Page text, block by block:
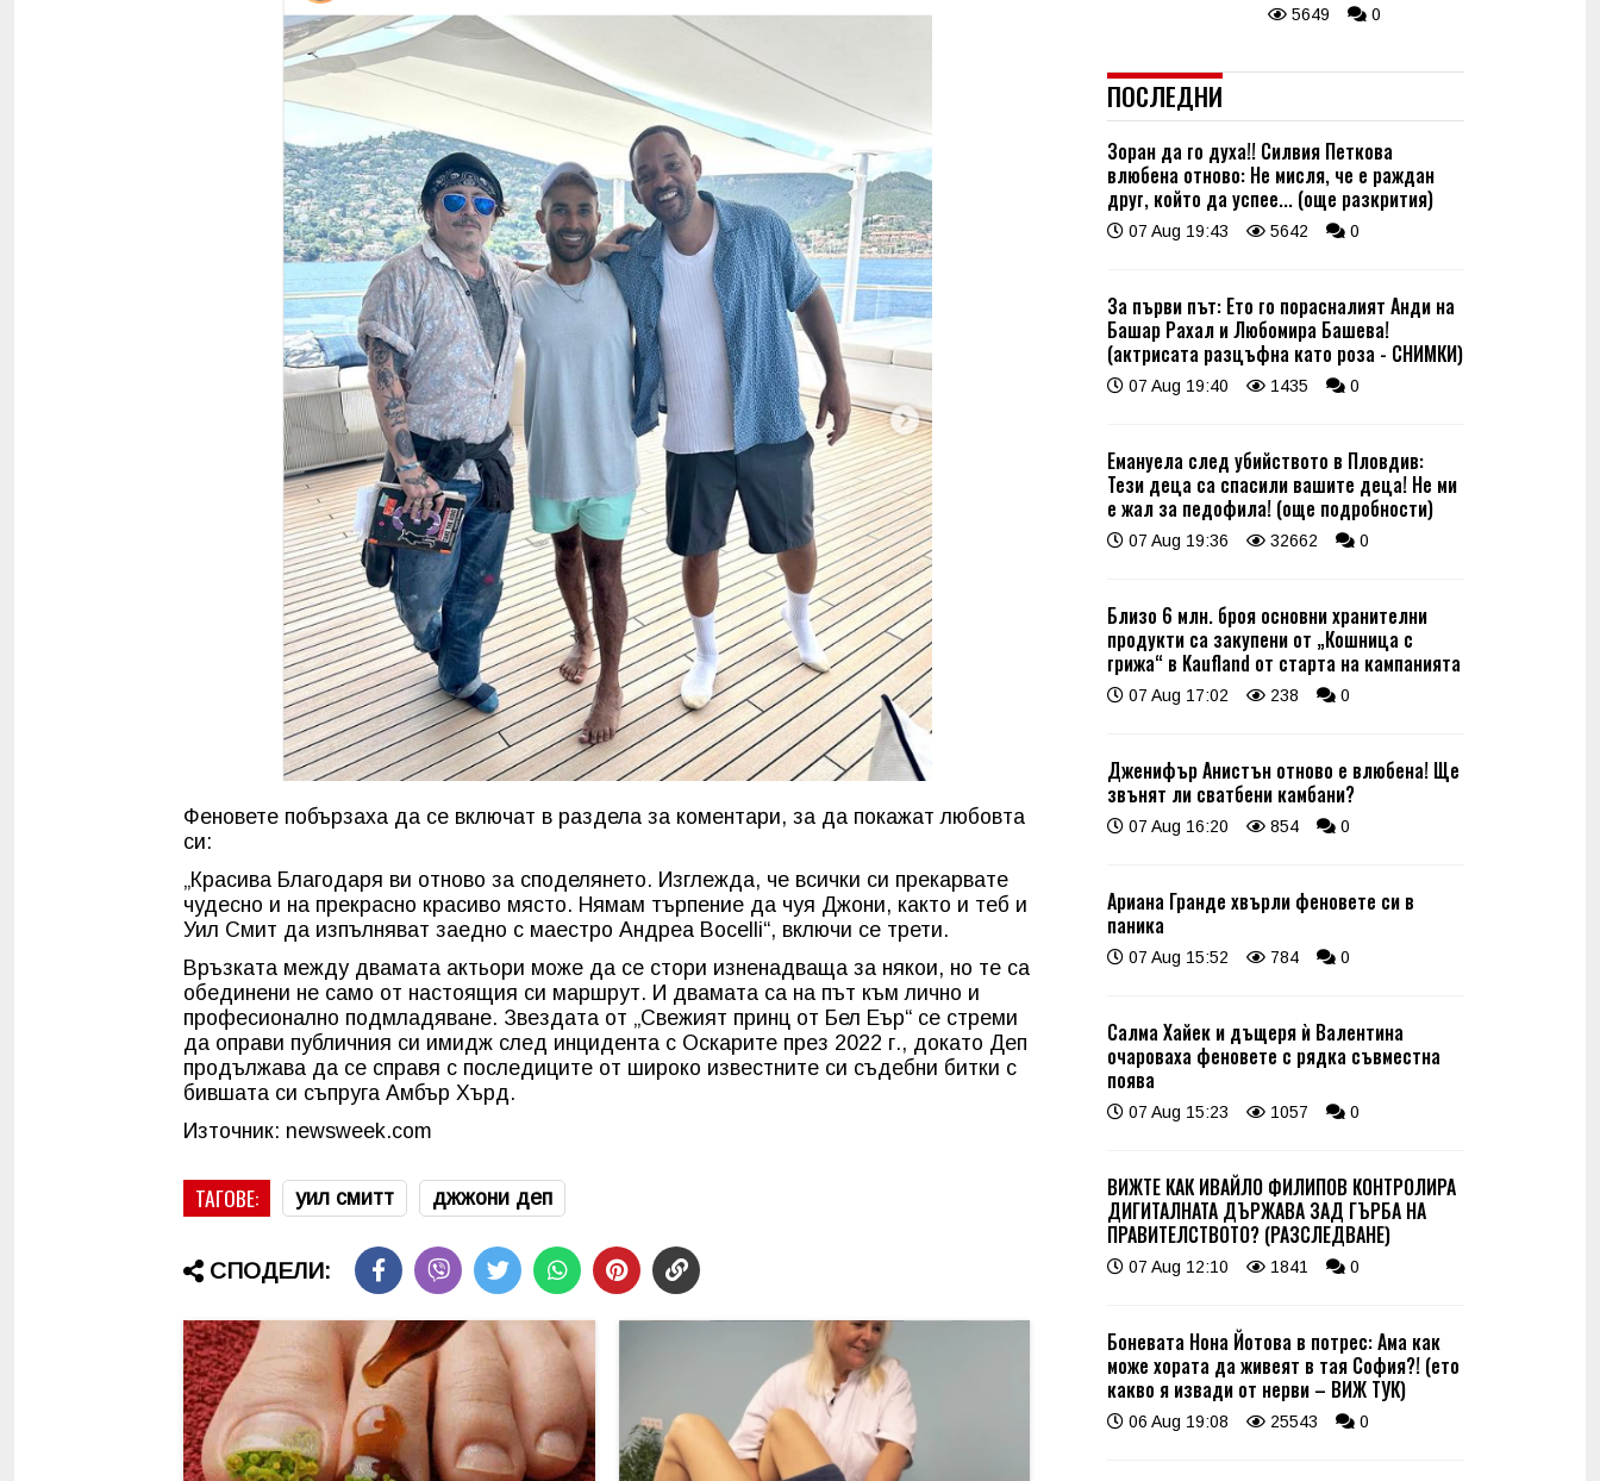
Феновете побързаха да се включат в раздела за коментари, за да покажат любовта
си:
„Красива Благодаря ви отново за споделянето. Изглежда, че всички си прекарвате
чудесно и на прекрасно красиво място. Нямам търпение да чуя Джони, както и теб и
Уил Смит да изпълняват заедно с маестро Андреа Bocelli“, включи се трети.
Връзката между двамата актьори може да се стори изненадваща за някои, но те са
обединени не само от настоящия си маршрут. И двамата са на път към лично и
професионално подмладяване. Звездата от „Свежият принц от Бел Еър“ се стреми
да оправи публичния си имидж след инцидента с Оскарите през 2022 г., докато Деп
продължава да се справя с последиците от широко известните си съдебни битки с
бившата си съпруга Амбър Хърд.
Източник: newsweek.com
ТАГОВЕ: уил смитт джжони деп
СПОДЕЛИ:
5649 0
ПОСЛЕДНИ
Зоран да го духа!! Силвия Петкова
влюбена отново: Не мисля, че е раждан
друг, който да успее... (още разкрития)
07 Aug 19:43 5642 0
За първи път: Ето го порасналият Анди на
Башар Рахал и Любомира Башева!
(актрисата разцъфна като роза - СНИМКИ)
07 Aug 19:40 1435 0
Емануела след убийството в Пловдив:
Тези деца са спасили вашите деца! Не ми
е жал за педофила! (още подробности)
07 Aug 19:36 32662 0
Близо 6 млн. броя основни хранителни
продукти са закупени от „Кошница с
грижа“ в Kaufland от старта на кампанията
07 Aug 17:02 238 0
Дженифър Анистън отново е влюбена! Ще
звънят ли сватбени камбани?
07 Aug 16:20 854 0
Ариана Гранде хвърли феновете си в
паника
07 Aug 15:52 784 0
Салма Хайек и дъщеря ѝ Валентина
очароваха феновете с рядка съвместна
поява
07 Aug 15:23 1057 0
ВИЖТЕ КАК ИВАЙЛО ФИЛИПОВ КОНТРОЛИРА
ДИГИТАЛНАТА ДЪРЖАВА ЗАД ГЪРБА НА
ПРАВИТЕЛСТВОТО? (РАЗСЛЕДВАНЕ)
07 Aug 12:10 1841 0
Боневата Нона Йотова в потрес: Ама как
може хората да живеят в тая София?! (ето
какво я извади от нерви – ВИЖ ТУК)
06 Aug 19:08 25543 0